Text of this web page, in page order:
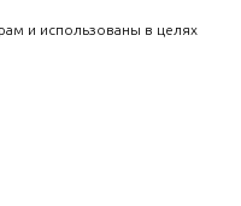
и использованы в целях